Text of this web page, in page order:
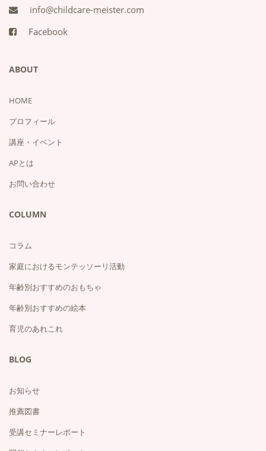
info@childcare-meister.com
Facebook
ABOUT
HOME
プロフィール
講座・イベント
APとは
お問い合わせ
COLUMN
コラム
家庭におけるモンテッソーリ活動
年齢別おすすめのおもちゃ
年齢別おすすめの絵本
育児のあれこれ
BLOG
お知らせ
推薦図書
受講セミナーレポート